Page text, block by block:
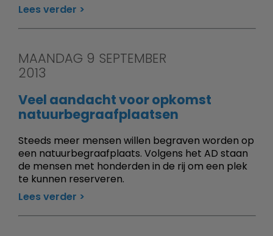
Lees verder
MAANDAG 9 SEPTEMBER
2013
Veel aandacht voor opkomst
natuurbegraafplaatsen
Steeds meer mensen willen begraven worden op
een natuurbegraafplaats. Volgens het AD staan
de mensen met honderden in de rij om een plek
te kunnen reserveren.
Lees verder